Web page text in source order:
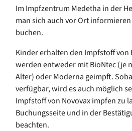
Im Impfzentrum Medetha in der
man sich auch vor Ort
buchen.
Kinder erhalten den Impfstoff von
werden entweder mit BioNtec (je
Alter) oder Moderna geimpft.
verfügbar, wird es auch möglich
Impfstoff von Novovax impfen zu
Buchungsseite und in der
beachten.